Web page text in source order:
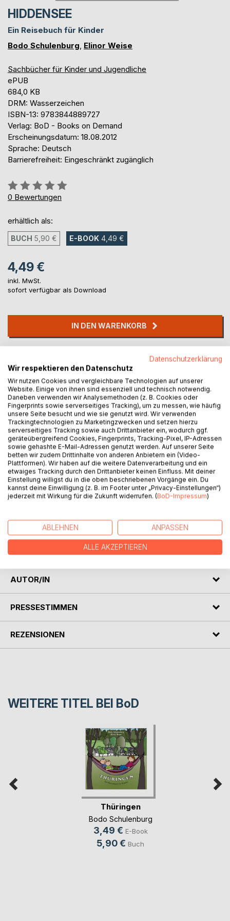
HIDDENSEE
Ein Reisebuch für Kinder
Bodo Schulenburg Elinor Weise
Sachbücher für Kinder und Jugendliche
ePUB
684,0 KB
DRM: Wasserzeichen
ISBN-13: 9783844889727
Verlag: BoD - Books on Demand
Erscheinungsdatum: 18.08.2012
Sprache: Deutsch
Barrierefreiheit: Eingeschränkt zugänglich
Bewertung::
0%
0 Bewertungen
erhältlich als:
BUCH 5,90 € E-BOOK 4,49 €
4,49 €
inkl. MwSt.
sofort verfügbar als Download
IN DEN WARENKORB
Titel bewerten
BESCHREIBUNG
Dieses Reisebuch für Kinder und Erwachsene erzählt
Historisches, Fantastisches und Aktuelles von der schönen
Ostsee-Insel (zum Beispiel von Mutter Vitten und Mutter
Neben „HIDDENSEE“, Ein Reisebuch für Kinder, hat Bodo
Schulenburg noch in der gleichen Reihe „USEDOM“ und
„RÜGEN“ als Reisebücher für Kinder geschrieben. Alle drei
Bücher wurden von Elinor Weise illustriert und gestaltet.
AUTOR/IN
PRESSESTIMMEN
REZENSIONEN
WEITERE TITEL BEI BoD
Thüringen
Bodo Schulenburg
3,49 € E-Book
5,90 € Buch
Datenschutzerklärung
Wir respektieren den Datenschutz
Wir nutzen Cookies und vergleichbare Technologien auf unserer
Website. Einige von ihnen sind essenziell und technisch notwendig.
Daneben verwenden wir Analysemethoden (z. B. Cookies oder
Fingerprints sowie serverseitiges Tracking), um zu messen, wie häufig
unsere Seite besucht und wie sie genutzt wird. Wir verwenden
Trackingtechnologien zu Marketingzwecken und setzen hierzu
serverseitiges Tracking sowie auch Drittanbieter ein, wodurch ggf.
geräteübergreifend Cookies, Fingerprints, Tracking-Pixel, IP-Adressen
sowie gehashte E-Mail-Adressen genutzt werden. Auf unserer Seite
betten wir zudem Drittinhalte von anderen Anbietern ein (Video-
Plattformen). Wir haben auf die weitere Datenverarbeitung und ein
etwaiges Tracking durch den Drittanbieter keinen Einfluss. Mit deiner
Einstellung willigst du in die oben beschriebenen Vorgänge ein. Du
kannst deine Einwilligung (z. B. im Footer unter „Privacy-Einstellungen“)
jederzeit mit Wirkung für die Zukunft widerrufen. (BoD-Impressum)
ABLEHNEN ANPASSEN
ALLE AKZEPTIEREN